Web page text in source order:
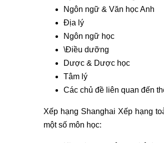
Ngôn ngữ & Văn học Anh
Địa lý
Ngôn ngữ học
\Điều dưỡng
Dược & Dược học
Tâm lý
Các chủ đề liên quan đến
Xếp hạng Shanghai Xếp hạng
một số môn học: